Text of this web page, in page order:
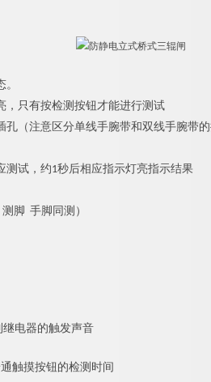
，只有按检测按钮才能进行测试
孔（注意区分单线手腕带和双线手腕带
试，约1秒后相应指示灯亮指示结果
脚 手脚同测）
电器的触发声音
触摸按钮的检测时间